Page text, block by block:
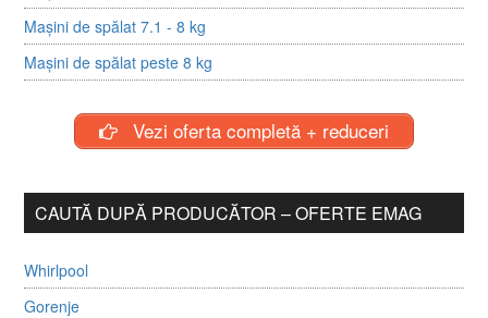
Mașini de spălat 7.1 - 8 kg
Mașini de spălat peste 8 kg
Vezi oferta completă + reduceri
CAUTĂ DUPĂ PRODUCĂTOR – OFERTE EMAG
Whirlpool
Gorenje